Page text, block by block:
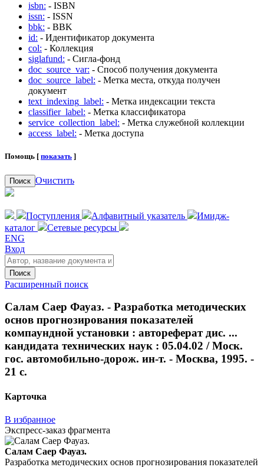
isbn: - ISBN
issn: - ISSN
bbk: - BBK
id: - Идентификатор документа
col: - Коллекция
siglafund: - Сигла-фонд
doc_source_var: - Способ получения документа
doc_source_label: - Метка места, откуда получен
документ
text_indexing_label: - Метка индексации текста
classifier_label: - Метка классификатора
service_collection_label: - Метка служебной коллекции
access_label: - Метка доступа
Помощь [ показать ]
Поиск Очистить
Поступления Алфавитный указатель
Имидж-
каталог
Сетевые ресурсы
ENG
Вход
Поиск
Расширенный поиск
Салам Саер Фауаз. - Разработка методических
основ прогнозирования показателей
компаундной установки : автореферат дис. ...
кандидата технических наук : 05.04.02 / Моск.
гос. автомобильно-дорож. ин-т. - Москва, 1995. -
21 с.
Карточка
В избранное
Экспресс-заказ фрагмента
Салам Саер Фауаз.
Разработка методических основ прогнозирования показателей